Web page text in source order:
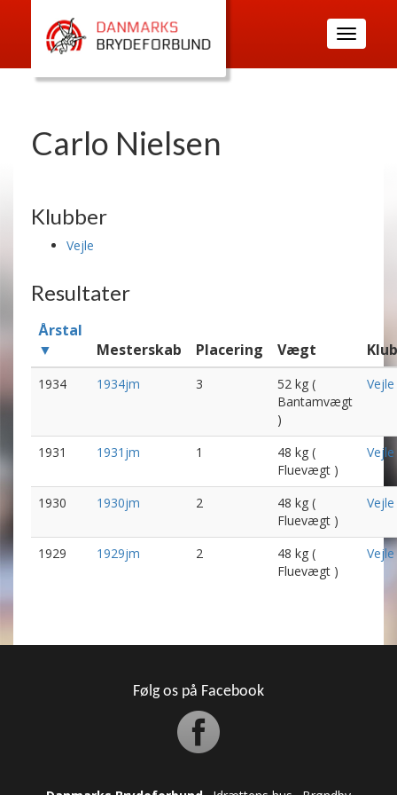
Toggle
navigation
Carlo Nielsen
Klubber
Vejle
Resultater
Årstal
▼
Mesterskab Placering Vægt Klub
1934 1934jm 3
52 kg (
Bantamvægt
)
Vejle
1931 1931jm 1
48 kg (
Fluevægt )
Vejle
1930 1930jm 2
48 kg (
Fluevægt )
Vejle
1929 1929jm 2
48 kg (
Fluevægt )
Vejle
Følg os på Facebook